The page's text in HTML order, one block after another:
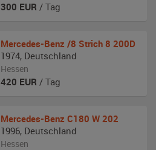
300 EUR / Tag
Mercedes-Benz /8 Strich 8 200D
1974, Deutschland
Hessen
420 EUR / Tag
Mercedes-Benz C180 W 202
1996, Deutschland
Hessen